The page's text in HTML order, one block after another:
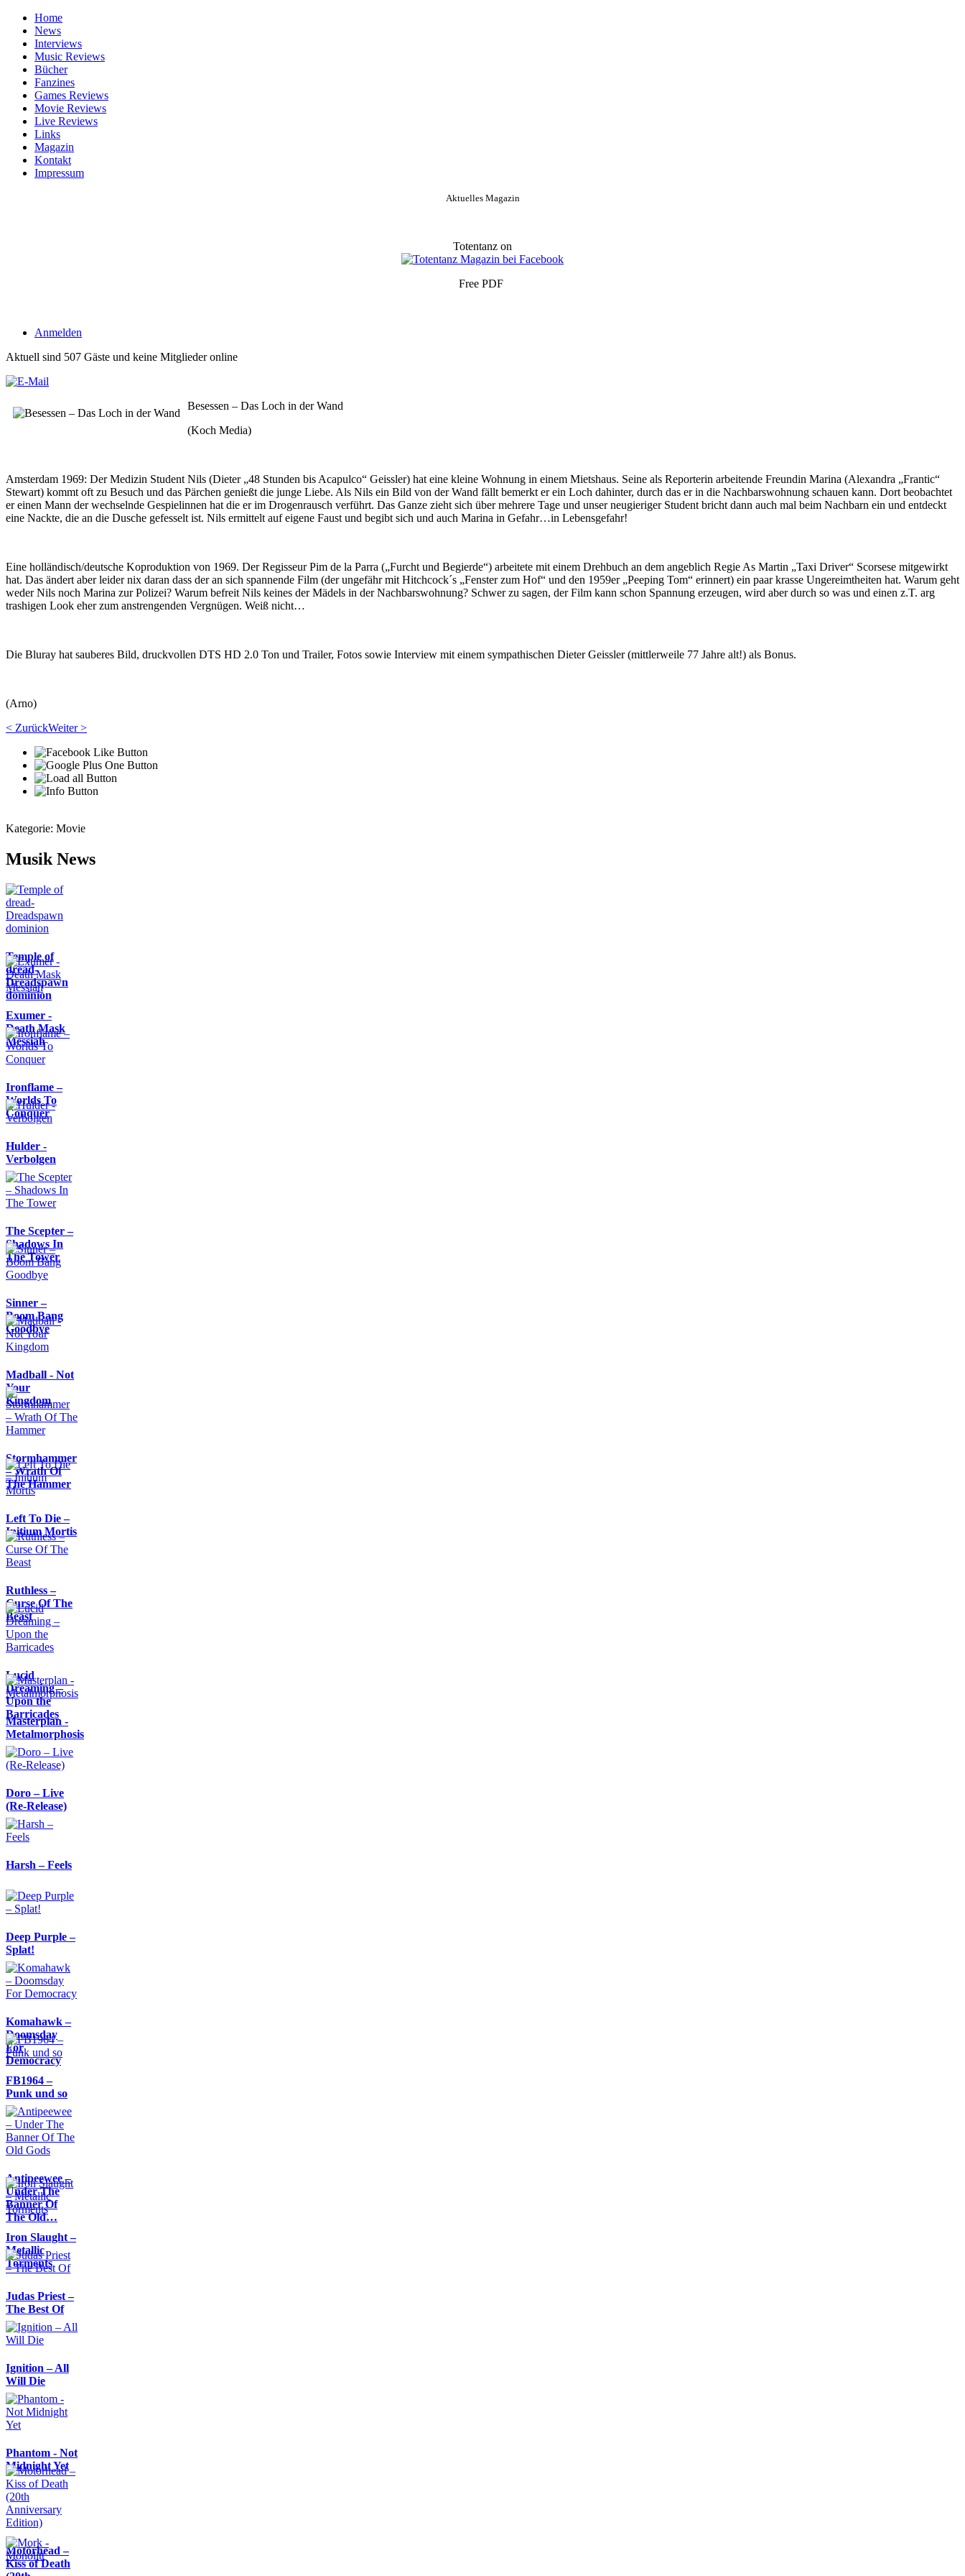
Home
News
Interviews
Music Reviews
Bücher
Fanzines
Games Reviews
Movie Reviews
Live Reviews
Links
Magazin
Kontakt
Impressum
Aktuelles Magazin
Totentanz on
Free PDF
Anmelden
Aktuell sind 507 Gäste und keine Mitglieder online
Besessen – Das Loch in der Wand
(Koch Media)
Amsterdam 1969: Der Medizin Student Nils (Dieter „48 Stunden bis Acapulco“ Geissler) hat eine kleine Wohnung in einem Mietshaus. Seine als Reporterin arbeitende Freundin Marina (Alexandra „Frantic“
Stewart) kommt oft zu Besuch und das Pärchen genießt die junge Liebe. Als Nils ein Bild von der Wand fällt bemerkt er ein Loch dahinter, durch das er in die Nachbarswohnung schauen kann. Dort beobachtet
er einen Mann der wechselnde Gespielinnen hat die er im Drogenrausch verführt. Das Ganze zieht sich über mehrere Tage und unser neugieriger Student bricht dann auch mal beim Nachbarn ein und entdeckt
eine Nackte, die an die Dusche gefesselt ist. Nils ermittelt auf eigene Faust und begibt sich und auch Marina in Gefahr…in Lebensgefahr!
Eine holländisch/deutsche Koproduktion von 1969. Der Regisseur Pim de la Parra („Furcht und Begierde“) arbeitete mit einem Drehbuch an dem angeblich Regie As Martin „Taxi Driver“ Scorsese mitgewirkt
hat. Das ändert aber leider nix daran dass der an sich spannende Film (der ungefähr mit Hitchcock´s „Fenster zum Hof“ und den 1959er „Peeping Tom“ erinnert) ein paar krasse Ungereimtheiten hat. Warum geht
weder Nils noch Marina zur Polizei? Warum befreit Nils keines der Mädels in der Nachbarswohnung? Schwer zu sagen, der Film kann schon Spannung erzeugen, wird aber durch so was und einen z.T. arg
trashigen Look eher zum anstrengenden Vergnügen. Weiß nicht…
Die Bluray hat sauberes Bild, druckvollen DTS HD 2.0 Ton und Trailer, Fotos sowie Interview mit einem sympathischen Dieter Geissler (mittlerweile 77 Jahre alt!) als Bonus.
(Arno)
< ZurückWeiter >
Kategorie: Movie
Musik News
Temple of
dread-
Dreadspawn
dominion
Exumer -
Death Mask
Messiah
Ironflame –
Worlds To
Conquer
Hulder -
Verbolgen
The Scepter –
Shadows In
The Tower
Sinner –
Boom Bang
Goodbye
Madball - Not
Your
Kingdom
Stormhammer
– Wrath Of
The Hammer
Left To Die –
Initium Mortis
Ruthless –
Curse Of The
Beast
Lucid
Dreaming –
Upon the
Barricades
Masterplan -
Metalmorphosis
Doro – Live
(Re-Release)
Harsh – Feels
Deep Purple –
Splat!
Komahawk –
Doomsday
For
Democracy
FB1964 –
Punk und so
Antipeewee –
Under The
Banner Of
The Old…
Iron Slaught –
Metallic
Torments
Judas Priest –
The Best Of
Ignition – All
Will Die
Phantom - Not
Midnight Yet
Motörhead –
Kiss of Death